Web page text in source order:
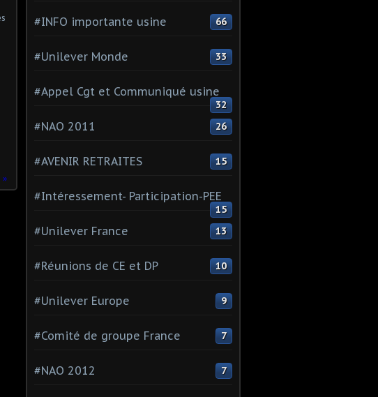
#INFO importante usine 66
#Unilever Monde 33
#Appel Cgt et Communiqué usine
32
#NAO 2011 26
#AVENIR RETRAITES 15
#Intéressement- Participation-PEE
15
#Unilever France 13
#Réunions de CE et DP 10
#Unilever Europe 9
#Comité de groupe France 7
#NAO 2012 7